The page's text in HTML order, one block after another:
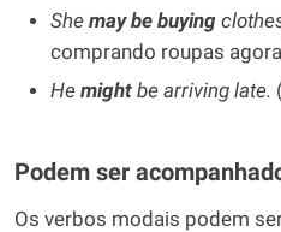
She may be buying
comprando roupas
He might be arriving late.
Podem ser
Os verbos modais podem